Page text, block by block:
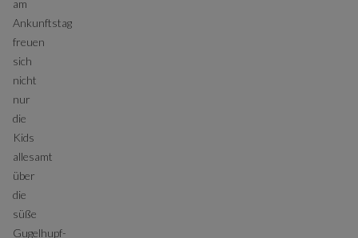
am
Ankunftstag
freuen
sich
nicht
nur
die
Kids
allesamt
über
die
süße
Gugelhupf-